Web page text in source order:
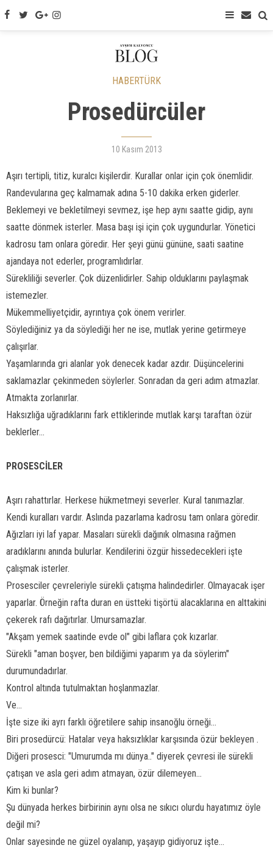
HABERTÜRK
Prosedürcüler
10 Kasım 2013
Aşırı tertipli, titiz, kuralcı kişilerdir. Kurallar onlar için çok önemlidir.
Randevularına geç kalmamak adına 5-10 dakika erken giderler.
Beklemeyi ve bekletilmeyi sevmez, işe hep aynı saatte gidip, aynı
saatte dönmek isterler. Masa başı işi için çok uygundurlar. Yönetici
kadrosu tam onlara göredir. Her şeyi günü gününe, saati saatine
ajandaya not ederler, programlıdırlar.
Sürekliliği severler. Çok düzenlidirler. Sahip olduklarını paylaşmak
istemezler.
Mükemmelliyetçidir, ayrıntıya çok önem verirler.
Söylediğiniz ya da söylediği her ne ise, mutlak yerine getirmeye
çalışırlar.
Yaşamlarında gri alanlar yok denecek kadar azdır. Düşüncelerini
saklamazlar çekinmeden söylerler. Sonradan da geri adım atmazlar.
Atmakta zorlanırlar.
Haksızlığa uğradıklarını fark ettiklerinde mutlak karşı taraftan özür
beklerler...
PROSESCİLER
Aşırı rahattırlar. Herkese hükmetmeyi severler. Kural tanımazlar.
Kendi kuralları vardır. Aslında pazarlama kadrosu tam onlara göredir.
Ağızları iyi laf yapar. Masaları sürekli dağınık olmasına rağmen
aradıklarını anında bulurlar. Kendilerini özgür hissedecekleri işte
çalışmak isterler.
Prosesciler çevreleriyle sürekli çatışma halindedirler. Olmayacak işer
yaparlar. Örneğin rafta duran en üstteki tişörtü alacaklarına en alttakini
çekerek rafı dağıtırlar. Umursamazlar.
"Akşam yemek saatinde evde ol" gibi laflara çok kızarlar.
Sürekli "aman boşver, ben bildiğimi yaparım ya da söylerim"
durumundadırlar.
Kontrol altında tutulmaktan hoşlanmazlar.
Ve...
İşte size iki ayrı farklı öğretilere sahip insanoğlu örneği...
Biri prosedürcü: Hatalar veya haksızlıklar karşısında özür bekleyen .
Diğeri prosesci: "Umurumda mı dünya.." diyerek çevresi ile sürekli
çatışan ve asla geri adım atmayan, özür dilemeyen...
Kim ki bunlar?
Şu dünyada herkes birbirinin aynı olsa ne sıkıcı olurdu hayatımız öyle
değil mi?
Onlar sayesinde ne güzel oyalanıp, yaşayıp gidiyoruz işte...